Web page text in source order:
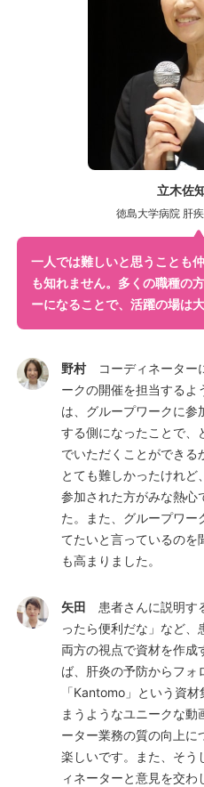
立木佐
徳島大学病院 肝
一人では難しいと思うことも
も知れません。多くの職種の
ーになることで、活躍の場は
野村コーディネーター
ークの開催を担当するよ
は、グループワークに参
する側になったことで、
でいただくことができる
とても難しかったけれど
参加された方がみな熱心
た。また、グループワー
てたいと言っているのを
も高まりました。
矢田 患者さんに説明す
ったら便利だな」など
両方の視点で資材を作成
ば、肝炎の予防からフォ
「Kantomo」という資
まうようなユニークな
ーター業務の質の向上に
楽しいです。また、そう
ィネーターと意見を交わ